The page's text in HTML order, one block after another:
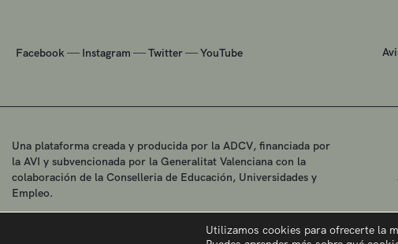
Facebook — Instagram —Twitter—YouTube
Una plataforma creada y producida por la ADCV, financiada por
la AVI y subvencionada por la Generalitat Valenciana con la
colaboración de la Conselleria de Educación, Universidades y
Empleo.
Utilizamos cookies para ofrecerte la